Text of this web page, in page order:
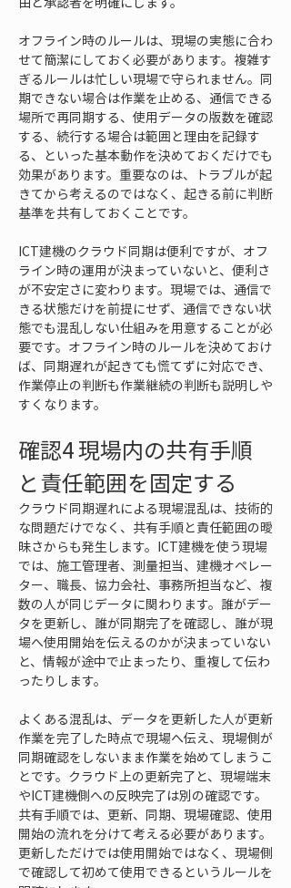
オフライン時のルールは、現場の実態に合わ
せて簡潔にしておく必要があります。複雑す
ぎるルールは忙しい現場で守られません。同
期できない場合は作業を止める、通信できる
場所で再同期する、使用データの版数を確認
する、続行する場合は範囲と理由を記録す
る、といった基本動作を決めておくだけでも
効果があります。重要なのは、トラブルが起
きてから考えるのではなく、起きる前に判断
基準を共有しておくことです。
ICT建機のクラウド同期は便利ですが、オフ
ライン時の運用が決まっていないと、便利さ
が不安定さに変わります。現場では、通信で
きる状態だけを前提にせず、通信できない状
態でも混乱しない仕組みを用意することが必
要です。オフライン時のルールを決めておけ
ば、同期遅れが起きても慌てずに対応でき、
作業停止の判断も作業継続の判断も説明しや
すくなります。
確認4 現場内の共有手順
と責任範囲を固定する
クラウド同期遅れによる現場混乱は、技術的
な問題だけでなく、共有手順と責任範囲の曖
昧さからも発生します。ICT建機を使う現場
では、施工管理者、測量担当、建機オペレー
ター、職長、協力会社、事務所担当など、複
数の人が同じデータに関わります。誰がデー
タを更新し、誰が同期完了を確認し、誰が現
場へ使用開始を伝えるのかが決まっていない
と、情報が途中で止まったり、重複して伝わ
ったりします。
よくある混乱は、データを更新した人が更新
作業を完了した時点で現場へ伝え、現場側が
同期確認をしないまま作業を始めてしまうこ
とです。クラウド上の更新完了と、現場端末
やICT建機側への反映完了は別の確認です。
共有手順では、更新、同期、現場確認、使用
開始の流れを分けて考える必要があります。
更新しただけでは使用開始ではなく、現場側
で確認して初めて使用できるというルールを